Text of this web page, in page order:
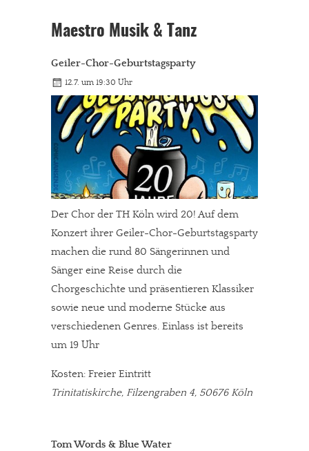
Maestro Musik & Tanz
Geiler-Chor-Geburtstagsparty
12.7. um 19:30 Uhr
Der Chor der TH Köln wird 20! Auf dem
Konzert ihrer Geiler-Chor-Geburtstagsparty
machen die rund 80 Sängerinnen und
Sänger eine Reise durch die
Chorgeschichte und präsentieren Klassiker
sowie neue und moderne Stücke aus
verschiedenen Genres. Einlass ist bereits
um 19 Uhr
Kosten: Freier Eintritt
Trinitatiskirche, Filzengraben 4, 50676 Köln
Tom Words & Blue Water